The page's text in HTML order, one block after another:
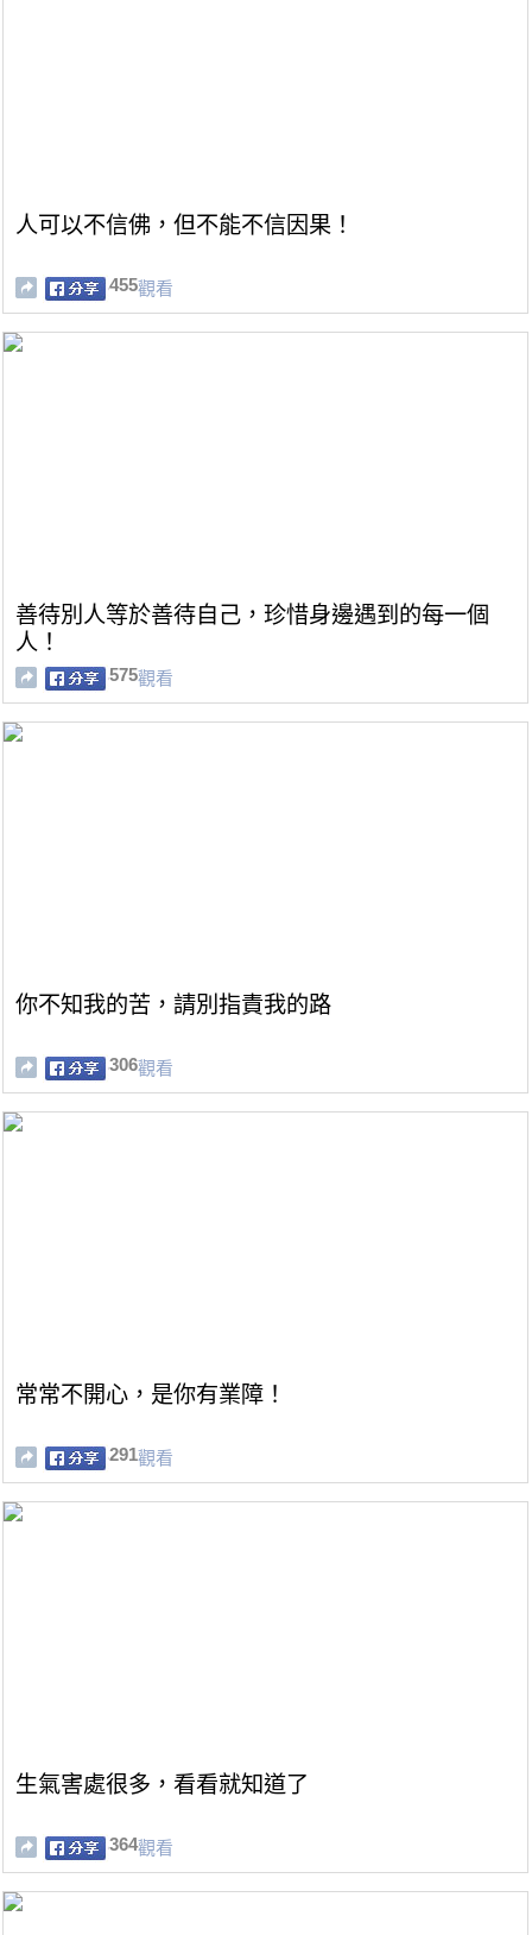
人可以不信佛，但不能不信因果！
455觀看
善待別人等於善待自己，珍惜身邊遇到的每一個
人！
575觀看
你不知我的苦，請別指責我的路
306觀看
常常不開心，是你有業障！
291觀看
生氣害處很多，看看就知道了
364觀看